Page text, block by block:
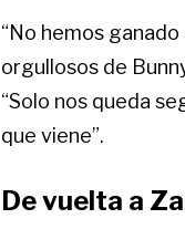
“No hemos
orgullosos de
“Solo nos queda
que viene”.
De vuelta a